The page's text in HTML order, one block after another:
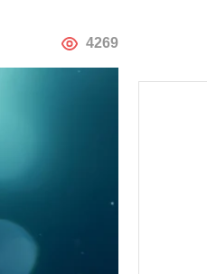
АВТОР
4269